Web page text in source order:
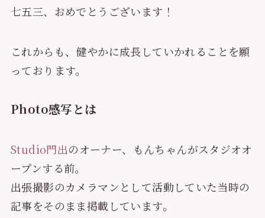
七五三、おめでとうございます！
これからも、健やかに成長していかれることを願
っております。
Photo感写とは
Studio門出のオーナー、もんちゃんがスタジオオ
ープンする前。
出張撮影のカメラマンとして活動していた当時の
記事をそのまま掲載しています。